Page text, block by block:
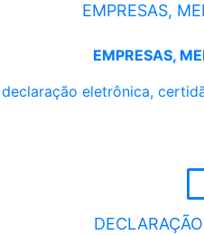
EMPRESAS,
EMPRESAS,
eletrônica,